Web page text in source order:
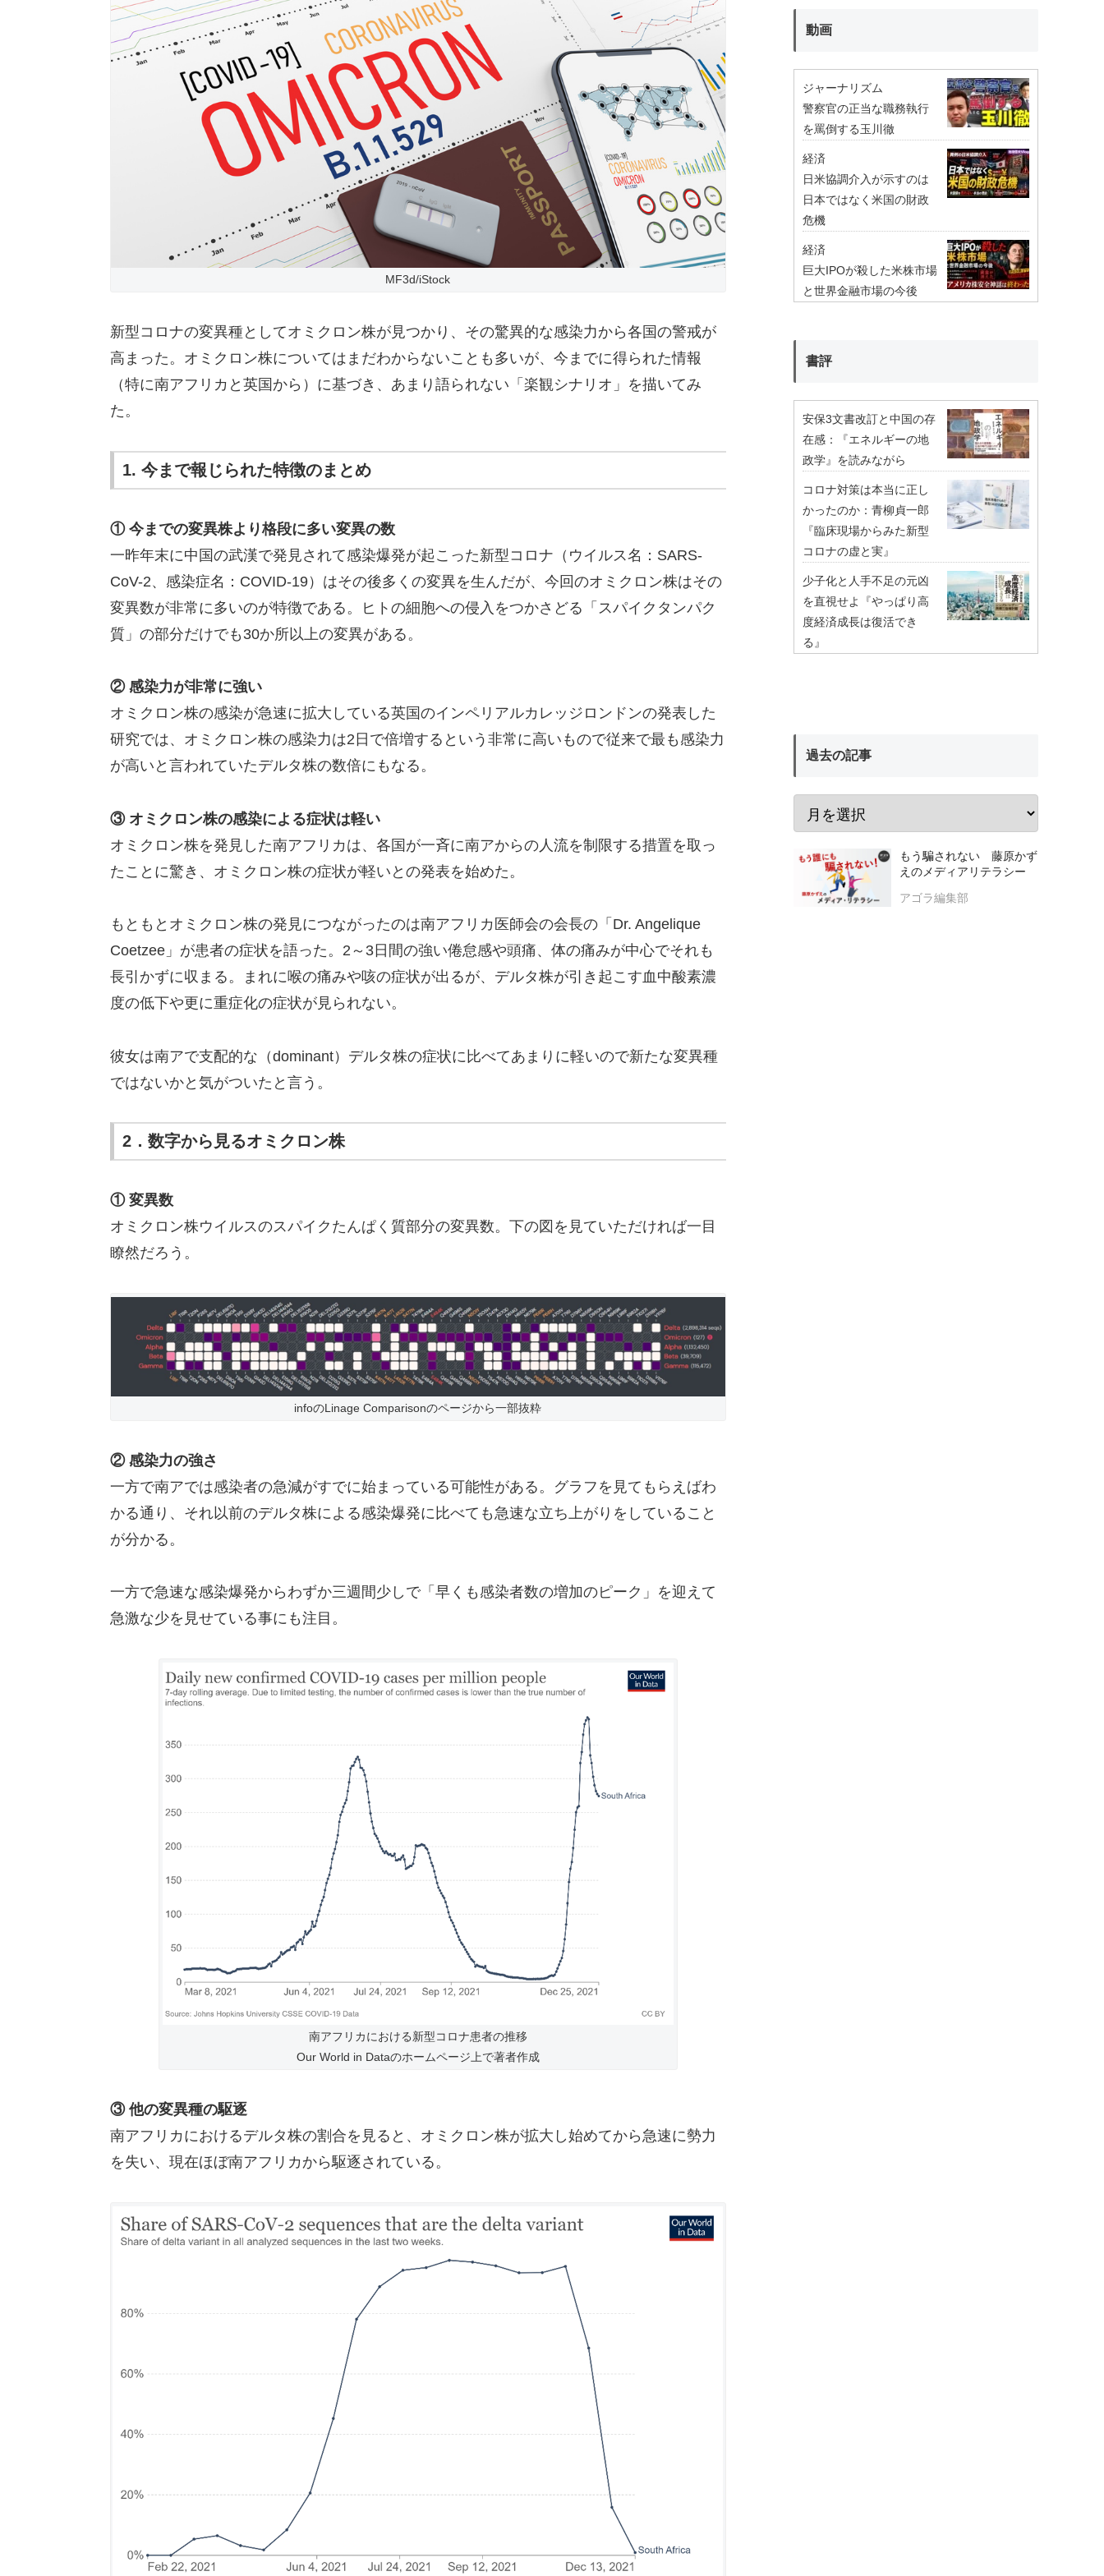
MF3d/iStock
新型コロナの変異種としてオミクロン株が見つかり、その驚異的な感染力から各国の警戒が
高まった。オミクロン株についてはまだわからないことも多いが、今までに得られた情報
（特に南アフリカと英国から）に基づき、あまり語られない「楽観シナリオ」を描いてみ
た。
1. 今まで報じられた特徴のまとめ
① 今までの変異株より格段に多い変異の数
一昨年末に中国の武漢で発見されて感染爆発が起こった新型コロナ（ウイルス名：SARS-
CoV-2、感染症名：COVID-19）はその後多くの変異を生んだが、今回のオミクロン株はその
変異数が非常に多いのが特徴である。ヒトの細胞への侵入をつかさどる「スパイクタンパク
質」の部分だけでも30か所以上の変異がある。
② 感染力が非常に強い
オミクロン株の感染が急速に拡大している英国のインペリアルカレッジロンドンの発表した
研究では、オミクロン株の感染力は2日で倍増するという非常に高いもので従来で最も感染力
が高いと言われていたデルタ株の数倍にもなる。
③ オミクロン株の感染による症状は軽い
オミクロン株を発見した南アフリカは、各国が一斉に南アからの人流を制限する措置を取っ
たことに驚き、オミクロン株の症状が軽いとの発表を始めた。
もともとオミクロン株の発見につながったのは南アフリカ医師会の会長の「Dr. Angelique
Coetzee」が患者の症状を語った。2～3日間の強い倦怠感や頭痛、体の痛みが中心でそれも
長引かずに収まる。まれに喉の痛みや咳の症状が出るが、デルタ株が引き起こす血中酸素濃
度の低下や更に重症化の症状が見られない。
彼女は南アで支配的な（dominant）デルタ株の症状に比べてあまりに軽いので新たな変異種
ではないかと気がついたと言う。
2．数字から見るオミクロン株
① 変異数
オミクロン株ウイルスのスパイクたんぱく質部分の変異数。下の図を見ていただければ一目
瞭然だろう。
infoのLinage Comparisonのページから一部抜粋
② 感染力の強さ
一方で南アでは感染者の急減がすでに始まっている可能性がある。グラフを見てもらえばわ
かる通り、それ以前のデルタ株による感染爆発に比べても急速な立ち上がりをしていること
が分かる。
一方で急速な感染爆発からわずか三週間少しで「早くも感染者数の増加のピーク」を迎えて
急激な少を見せている事にも注目。
南アフリカにおける新型コロナ患者の推移
Our World in Dataのホームページ上で著者作成
③ 他の変異種の駆逐
南アフリカにおけるデルタ株の割合を見ると、オミクロン株が拡大し始めてから急速に勢力
を失い、現在ほぼ南アフリカから駆逐されている。
動画
ジャーナリズム
警察官の正当な職務執行
を罵倒する玉川徹
経済
日米協調介入が示すのは
日本ではなく米国の財政
危機
経済
巨大IPOが殺した米株市場
と世界金融市場の今後
書評
安保3文書改訂と中国の存
在感：『エネルギーの地
政学』を読みながら
コロナ対策は本当に正し
かったのか：青柳貞一郎
『臨床現場からみた新型
コロナの虚と実』
少子化と人手不足の元凶
を直視せよ『やっぱり高
度経済成長は復活でき
る』
過去の記事
もう騙されない 藤原かず
えのメディアリテラシー
アゴラ編集部